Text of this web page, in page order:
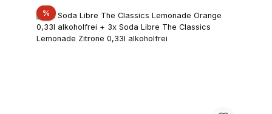
%Rabatt